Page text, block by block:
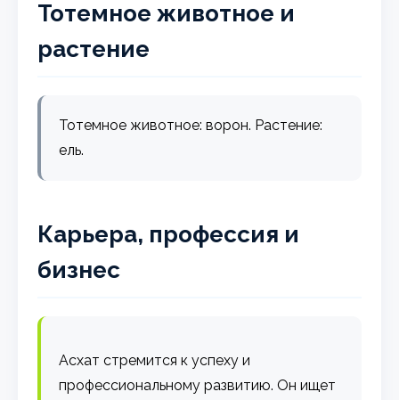
Тотемное животное и
растение
Тотемное животное: ворон. Растение:
ель.
Карьера, профессия и
бизнес
Асхат стремится к успеху и
профессиональному развитию. Он ищет